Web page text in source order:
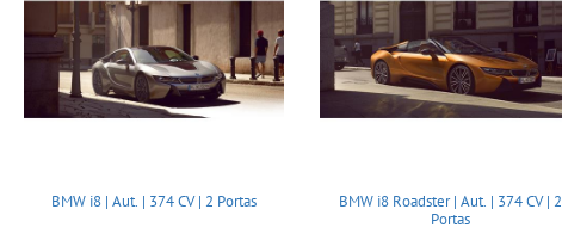
BMW i8 | Aut. | 374 CV | 2 Portas
BMW i8 Roadster | Aut. | 374 CV | 2
Portas